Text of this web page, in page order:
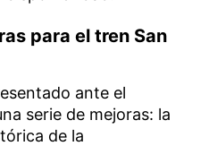
para el tren San
ante el
serie de mejoras: la
de la